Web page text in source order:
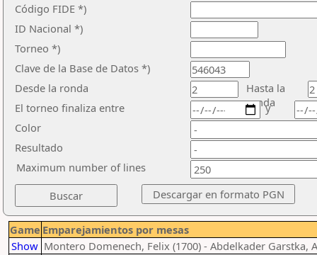
Código FIDE *)
ID Nacional *)
Torneo *)
Clave de la Base de Datos *)
Desde la ronda
Hasta la
ronda
El torneo finaliza entre
Color
Resultado
y
Maximum number of lines
Game Emparejamientos por mesas
Show Montero Domenech, Felix (1700) - Abdelkader Garstka,